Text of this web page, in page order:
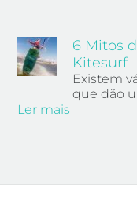
6 Mitos
Kitesurf
Existem
que dão
Ler mais